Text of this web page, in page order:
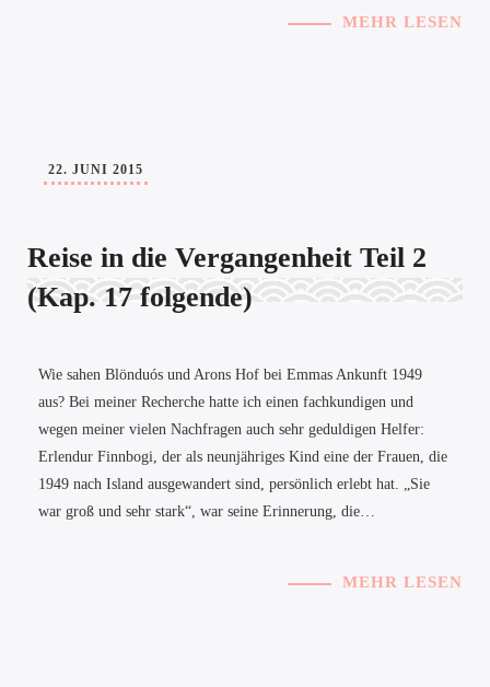
MEHR LESEN
22. JUNI 2015
Reise in die Vergangenheit Teil 2
(Kap. 17 folgende)
Wie sahen Blönduós und Arons Hof bei Emmas Ankunft 1949
aus? Bei meiner Recherche hatte ich einen fachkundigen und
wegen meiner vielen Nachfragen auch sehr geduldigen Helfer:
Erlendur Finnbogi, der als neunjähriges Kind eine der Frauen, die
1949 nach Island ausgewandert sind, persönlich erlebt hat. „Sie
war groß und sehr stark“, war seine Erinnerung, die…
MEHR LESEN